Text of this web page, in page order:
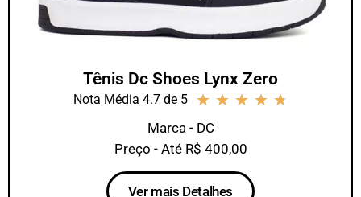
Tênis Dc Shoes Lynx Zero
Nota Média 4.7 de 5 ★ ★ ★ ★ ★
Marca - DC
Preço - Até R$ 400,00
Ver mais Detalhes